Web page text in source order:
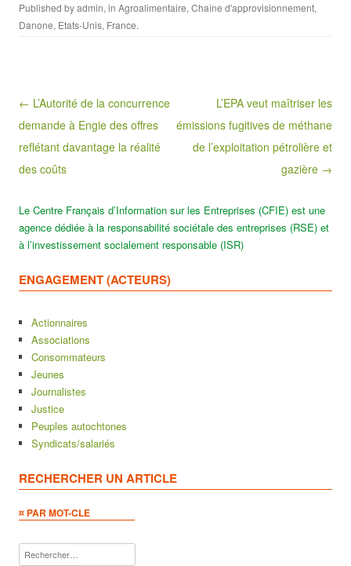
Published byadmin, in Agroalimentaire, Chaîne d'approvisionnement,
Danone, Etats-Unis, France.
Post navigation
← L’Autorité de la concurrence
demande à Engie des offres
reflétant davantage la réalité
des coûts
L’EPA veut maîtriser les
émissions fugitives de méthane
de l’exploitation pétrolière et
gazière →
Le Centre Français d’Information sur les Entreprises (CFIE) est une
agence dédiée à la responsabilité sociétale des entreprises (RSE) et
à l’investissement socialement responsable (ISR)
ENGAGEMENT (ACTEURS)
Actionnaires
Associations
Consommateurs
Jeunes
Journalistes
Justice
Peuples autochtones
Syndicats/salariés
RECHERCHER UN ARTICLE
¤ PAR MOT-CLE
Rechercher :